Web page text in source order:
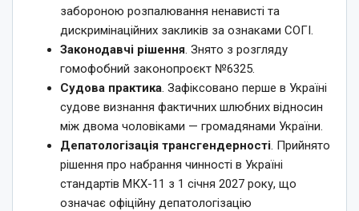
забороною розпалювання ненависті та
дискримінаційних закликів за ознаками СОГІ.
Законодавчі рішення. Знято з розгляду
гомофобний законопроєкт №6325.
Судова практика. Зафіксовано перше в Україні
судове визнання фактичних шлюбних відносин
між двома чоловіками — громадянами України.
Депатологізація трансгендерності. Прийнято
рішення про набрання чинності в Україні
стандартів МКХ-11 з 1 січня 2027 року, що
означає офіційну депатологізацію